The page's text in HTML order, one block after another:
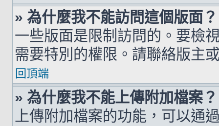
» 為什麼我不能訪問這個版面？
一些版面是限制訪問的。要檢
需要特別的權限。請聯絡版主
回頂端
» 為什麼我不能上傳附加檔案？
上傳附加檔案的功能，可以通